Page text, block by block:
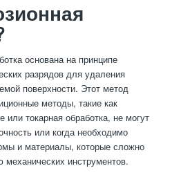
основана на принципе
разрядов для удаления
поверхности. Этот метод
методы, такие как
или токарная обработка, не могут
или когда необходимо
и материалы, которые сложно
инструментов.